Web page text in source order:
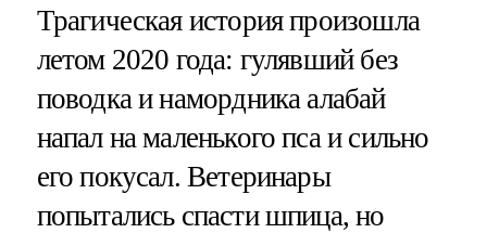
Трагическая история произошла
летом 2020 года: гулявший без
поводка и намордника алабай
напал на маленького пса и сильно
его покусал. Ветеринары
попытались спасти шпица, но